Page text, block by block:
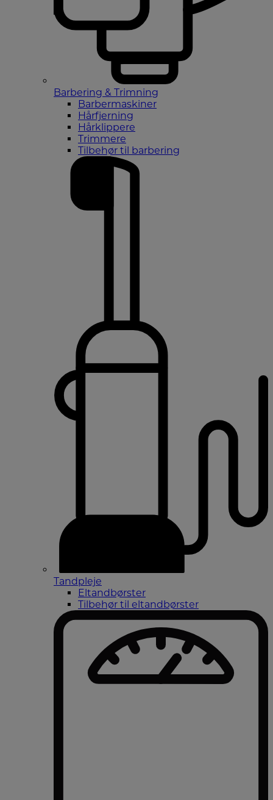
Barbering & Trimning
Barbermaskiner
Hårfjerning
Hårklippere
Trimmere
Tilbehør til barbering
Tandpleje
Eltandbørster
Tilbehør til eltandbørster